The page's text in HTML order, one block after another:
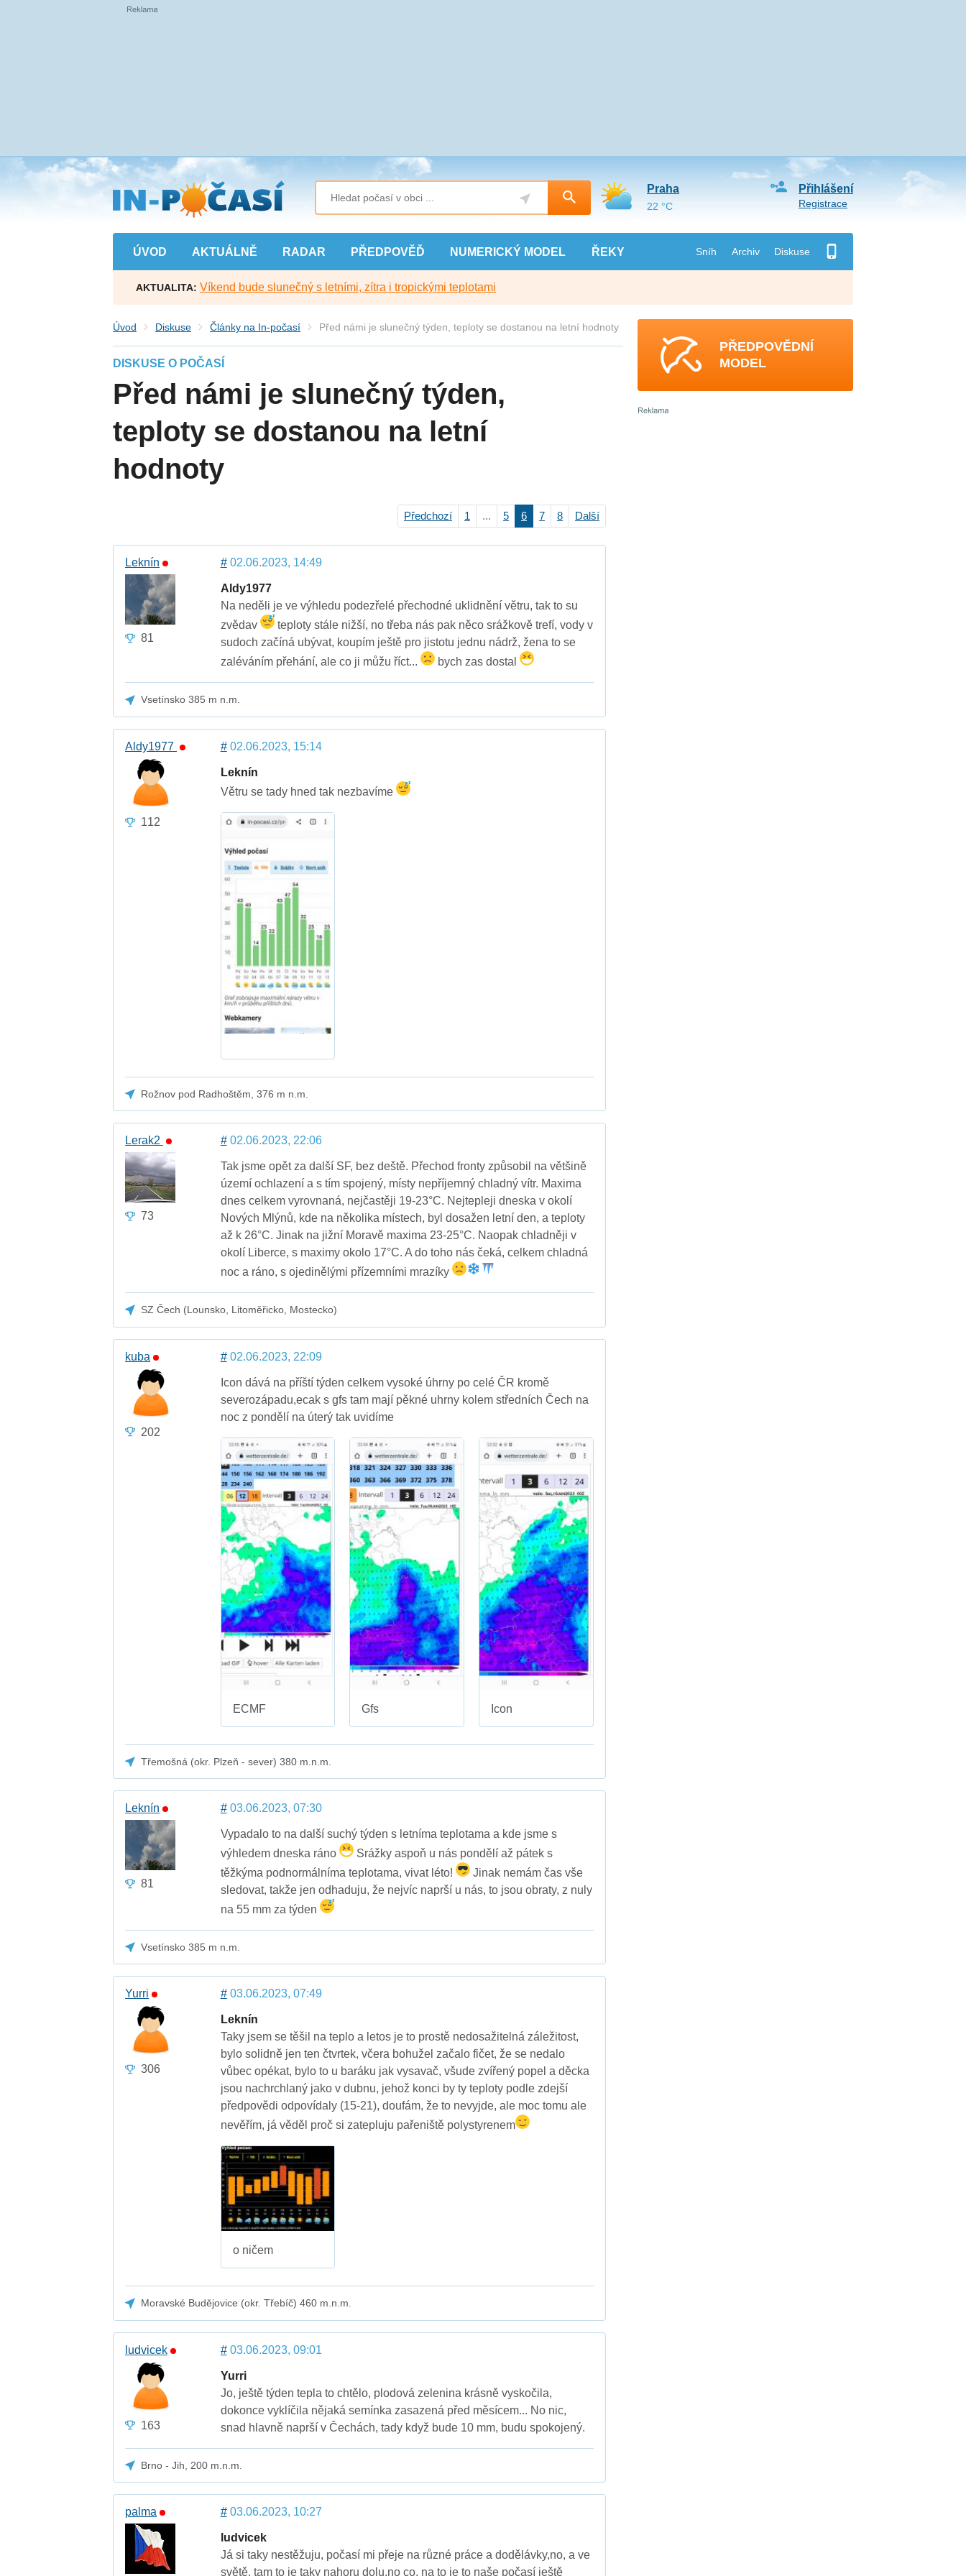
Přejít
na
hlavní
obsah
ÚVOD AKTUÁLNĚ RADAR PŘEDPOVĚĎ NUMERICKÝ MODEL ŘEKY Sníh Archiv Diskuse
Přihlášení
Registrace
Praha
22 °C
AKTUALITA: Víkend bude slunečný s letními, zítra i tropickými teplotami
Úvod Diskuse Články na In-počasí Před námi je slunečný týden, teploty se dostanou na letní hodnoty
DISKUSE O POČASÍ
Před námi je slunečný týden,
teploty se dostanou na letní
hodnoty
Předchozí 1 ... 5 6 7 8 Další
Leknín
81
#02.06.2023, 14:49
Aldy1977
Na neděli je ve výhledu podezřelé přechodné uklidnění větru, tak to su
zvědav
teploty stále nižší, no třeba nás pak něco srážkově trefí, vody v
sudoch začíná ubývat, koupím ještě pro jistotu jednu nádrž, žena to se
zaléváním přehání, ale co ji můžu říct...
bych zas dostal
Vsetínsko 385 m n.m.
Aldy1977
112
#02.06.2023, 15:14
Leknín
Větru se tady hned tak nezbavíme
Rožnov pod Radhoštěm, 376 m n.m.
Lerak2
73
#02.06.2023, 22:06
Tak jsme opět za další SF, bez deště. Přechod fronty způsobil na většině
území ochlazení a s tím spojený, místy nepříjemný chladný vítr. Maxima
dnes celkem vyrovnaná, nejčastěji 19-23°C. Nejtepleji dneska v okolí
Nových Mlýnů, kde na několika místech, byl dosažen letní den, a teploty
až k 26°C. Jinak na jižní Moravě maxima 23-25°C. Naopak chladněji v
okolí Liberce, s maximy okolo 17°C. A do toho nás čeká, celkem chladná
noc a ráno, s ojedinělými přízemními mrazíky
SZ Čech (Lounsko, Litoměřicko, Mostecko)
kuba
202
#02.06.2023, 22:09
Icon dává na příští týden celkem vysoké úhrny po celé ČR kromě
severozápadu,ecak s gfs tam mají pěkné uhrny kolem středních Čech na
noc z pondělí na úterý tak uvidíme
ECMF Gfs Icon
Třemošná (okr. Plzeň - sever) 380 m.n.m.
Leknín
81
#03.06.2023, 07:30
Vypadalo to na další suchý týden s letníma teplotama a kde jsme s
výhledem dneska ráno
Srážky aspoň u nás pondělí až pátek s
těžkýma podnormálníma teplotama, vivat léto!
Jinak nemám čas vše
sledovat, takže jen odhaduju, že nejvíc naprší u nás, to jsou obraty, z nuly
na 55 mm za týden
Vsetínsko 385 m n.m.
Yurri
306
#03.06.2023, 07:49
Leknín
Taky jsem se těšil na teplo a letos je to prostě nedosažitelná záležitost,
bylo solidně jen ten čtvrtek, včera bohužel začalo fičet, že se nedalo
vůbec opékat, bylo to u baráku jak vysavač, všude zvířený popel a děcka
jsou nachrchlaný jako v dubnu, jehož konci by ty teploty podle zdejší
předpovědi odpovídaly (15-21), doufám, že to nevyjde, ale moc tomu ale
nevěřím, já věděl proč si zatepluju pařeniště polystyrenem
o ničem
Moravské Budějovice (okr. Třebíč) 460 m.n.m.
ludvicek
163
#03.06.2023, 09:01
Yurri
Jo, ještě týden tepla to chtělo, plodová zelenina krásně vyskočila,
dokonce vyklíčila nějaká semínka zasazená před měsícem... No nic,
snad hlavně naprší v Čechách, tady když bude 10 mm, budu spokojený.
Brno - Jih, 200 m.n.m.
palma #03.06.2023, 10:27
ludvicek
Já si taky nestěžuju, počasí mi přeje na různé práce a dodělávky,no, a ve
světě, tam to je taky nahoru dolu,no co, na to je to naše počasí ještě
PŘEDPOVĚDNÍ
MODEL